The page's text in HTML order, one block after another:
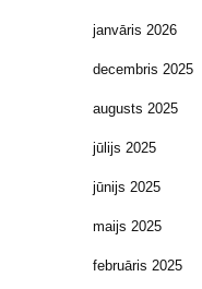
janvāris 2026
decembris 2025
augusts 2025
jūlijs 2025
jūnijs 2025
maijs 2025
februāris 2025